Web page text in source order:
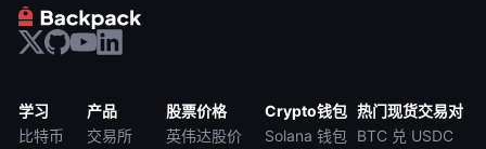
学习
比特币
产品
交易所
股票价格
英伟达股价
Crypto钱包
Solana 钱包
热门现货交易对
BTC 兑 USDC